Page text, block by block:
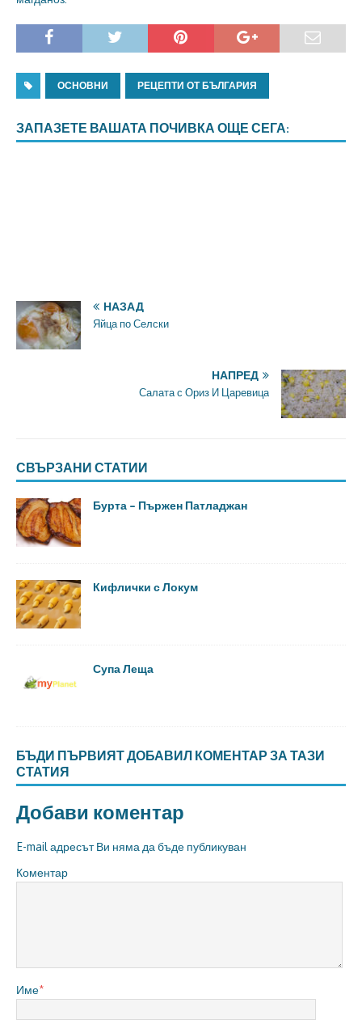
ОСНОВНИ РЕЦЕПТИ ОТ БЪЛГАРИЯ
ЗАПАЗЕТЕ ВАШАТА ПОЧИВКА ОЩЕ СЕГА:
НАЗАД
Яйца по Селски
НАПРЕД
Салата с Ориз И Царевица
СВЪРЗАНИ СТАТИИ
Бурта – Пържен Патладжан
Кифлички с Локум
Супа Леща
БЪДИ ПЪРВИЯТ ДОБАВИЛ КОМЕНТАР ЗА ТАЗИ
СТАТИЯ
Добави коментар
E-mail адресът Ви няма да бъде публикуван
Коментар
Име*